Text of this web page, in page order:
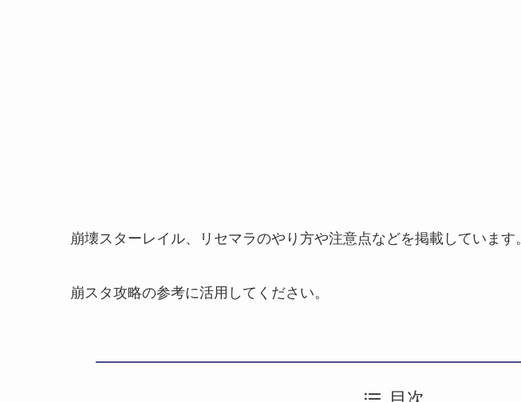
崩壊スターレイル、リセマラのやり方や注意点などを掲載しています。
崩スタ攻略の参考に活用してください。
目次